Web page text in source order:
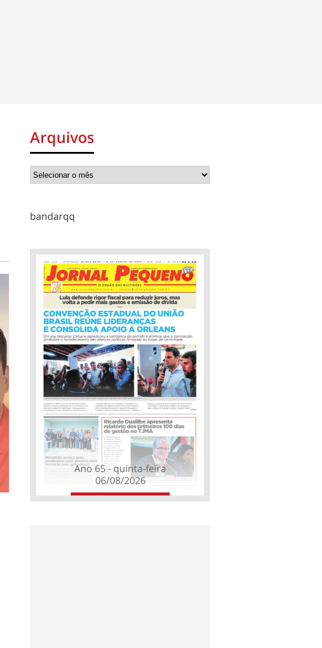
Arquivos
bandarqq
Ano 65 - quinta-feira
06/08/2026